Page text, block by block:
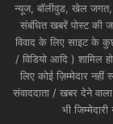
न्यूज, बॉलीवुड, खेल जगत,
संबंधित खबरें पोस्ट की
विवाद के लिए साइट के कुछ
/ विडियो आदि ) शामिल
लिए कोई ज़िम्मेदार नहीं
संवाददाता / खबर देने
भी